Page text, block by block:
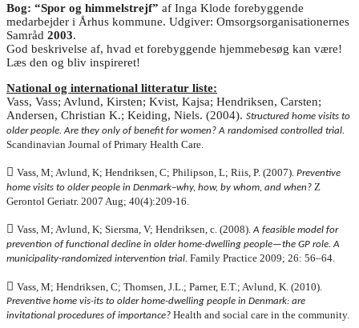
Bog: “Spor og himmelstrejf” af Inga Klode forebyggende
medarbejder i Århus kommune. Udgiver: Omsorgsorganisationernes
Samråd 2003.
God beskrivelse af, hvad et forebyggende hjemmebesøg kan være!
Læs den og bliv inspireret!
National og international litteratur liste:
Vass, Vass; Avlund, Kirsten; Kvist, Kajsa; Hendriksen, Carsten;
Andersen, Christian K.; Keiding, Niels. (2004). Structured home visits to
older people. Are they only of benefit for women? A randomised controlled trial.
Scandinavian Journal of Primary Health Care.
 Vass, M; Avlund, K; Hendriksen, C; Philipson, L; Riis, P. (2007). Preventive
home visits to older people in Denmark–why, how, by whom, and when? Z
Gerontol Geriatr. 2007 Aug; 40(4):209-16.
 Vass, M; Avlund, K; Siersma, V; Hendriksen, c. (2008). A feasible model for
prevention of functional decline in older home-dwelling people—the GP role. A
municipality-randomized intervention trial. Family Practice 2009; 26: 56–64.
 Vass, M; Hendriksen, C; Thomsen, J.L.; Parner, E.T.; Avlund, K. (2010).
Preventive home vis-its to older home-dwelling people in Denmark: are
invitational procedures of importance? Health and social care in the community.